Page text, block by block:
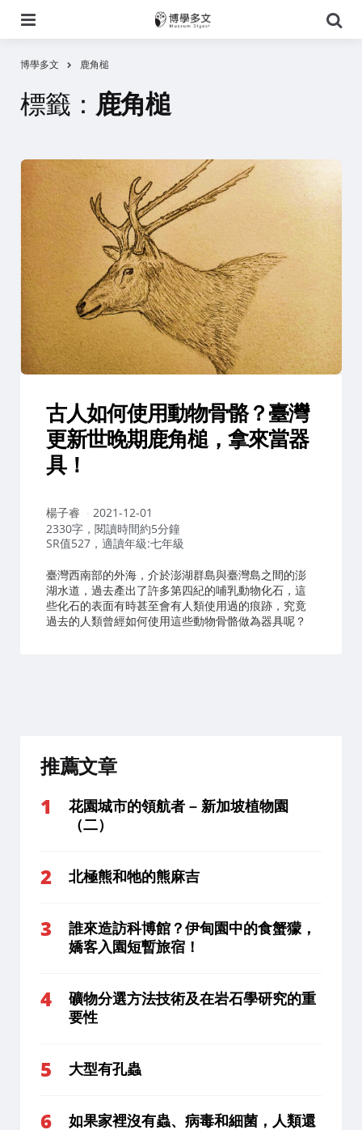
尋
博學多文 鹿角槌
標籤： 鹿角槌
古人如何使用動物骨骼？臺灣
更新世晚期鹿角槌，拿來當器
具！
作
者：
楊子睿
2021-12-01
2330字，閱讀時間約5分鐘
SR值527，適讀年級:七年級
臺灣西南部的外海，介於澎湖群島與臺灣島之間的澎
湖水道，過去產出了許多第四紀的哺乳動物化石，這
些化石的表面有時甚至會有人類使用過的痕跡，究竟
過去的人類曾經如何使用這些動物骨骼做為器具呢？
推薦文章
花園城市的領航者 – 新加坡植物園
（二）
北極熊和牠的熊麻吉
誰來造訪科博館？伊甸園中的食蟹獴，
嬌客入園短暫旅宿！
礦物分選方法技術及在岩石學研究的重
要性
大型有孔蟲
如果家裡沒有蟲、病毒和細菌，人類還